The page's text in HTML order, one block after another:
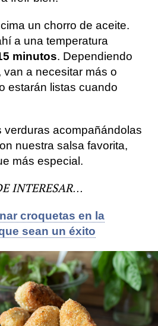
un chorro de aceite.
a una temperatura
minutos. Dependiendo
van a necesitar más o
estarán listas cuando
verduras acompañándolas
nuestra salsa favorita,
más especial.
INTERESAR…
croquetas en la
sean un éxito
recetas